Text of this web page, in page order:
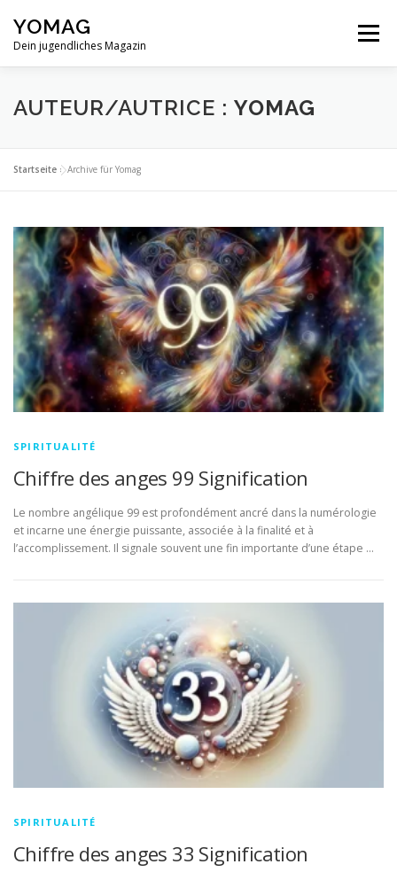
contenu
YOMAG
Dein jugendliches Magazin
Menu
AUTEUR/AUTRICE : YOMAG
Startseite »Archive für Yomag
SPIRITUALITÉ
Chiffre des anges 99 Signification
Le nombre angélique 99 est profondément ancré dans la numérologie
et incarne une énergie puissante, associée à la finalité et à
l’accomplissement. Il signale souvent une fin importante d’une étape …
SPIRITUALITÉ
Chiffre des anges 33 Signification